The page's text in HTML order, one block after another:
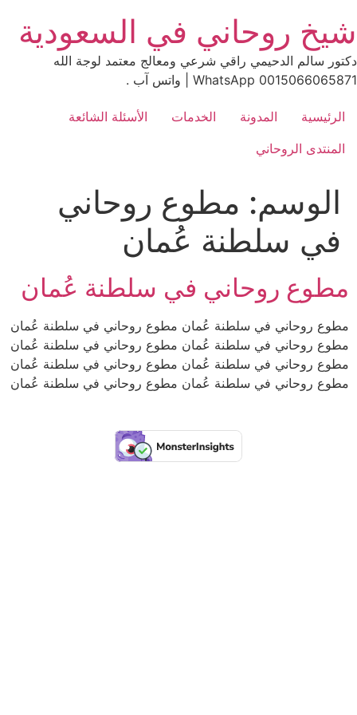
to
content
شيخ روحاني في السعودية
دكتور سالم الدحيمي راقي شرعي ومعالج معتمد لوجة الله
0015066065871 WhatsApp | واتس آب .
الرئيسية المدونة الخدمات
الأسئلة الشائعة
المنتدى الروحاني
الوسم: مطوع روحاني
في سلطنة عُمان
مطوع روحاني في سلطنة عُمان
مطوع روحاني في سلطنة عُمان مطوع روحاني في سلطنة عُمان
مطوع روحاني في سلطنة عُمان مطوع روحاني في سلطنة عُمان
مطوع روحاني في سلطنة عُمان مطوع روحاني في سلطنة عُمان
مطوع روحاني في سلطنة عُمان مطوع روحاني في سلطنة عُمان